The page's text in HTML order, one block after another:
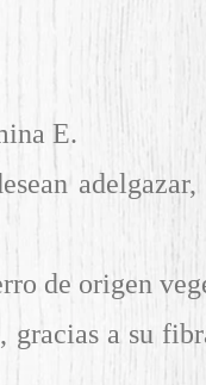
E.
de origen
gracias a su